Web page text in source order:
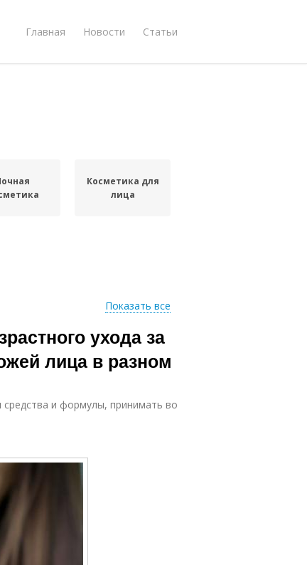
Главная Новости Статьи
Косметика для
лица
Показать все
ухода за
лица в разном
средства и формулы, принимать во